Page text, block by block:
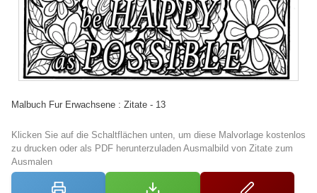
Malbuch Fur Erwachsene : Zitate - 13
Klicken Sie auf die Schaltflächen unten, um diese Malvorlage kostenlos
zu drucken oder als PDF herunterzuladen Ausmalbild von Zitate zum
Ausmalen